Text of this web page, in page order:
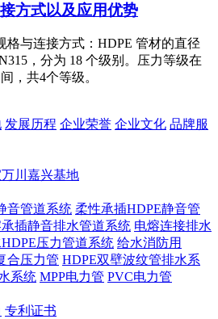
方式以及应用优势
格与连接方式：HDPE 管材的直径
，分为 18 个级别。压力等级在
，共4个等级。
发展历程 企业荣誉 企业文化 品牌服
川嘉兴基地
音管道系统 柔性承插HDPE静音管
插静音排水管道系统 电熔连接排水
压力管道系统 给水消防用
合压力管 HDPE双壁波纹管排水系
系统 MPP电力管 PVC电力管
专利证书